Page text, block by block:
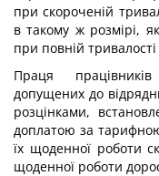
при скороченій
в такому ж розмірі,
при повній
Праця
допущених до
розцінками,
доплатою за
їх щоденної роботи
щоденної роботи